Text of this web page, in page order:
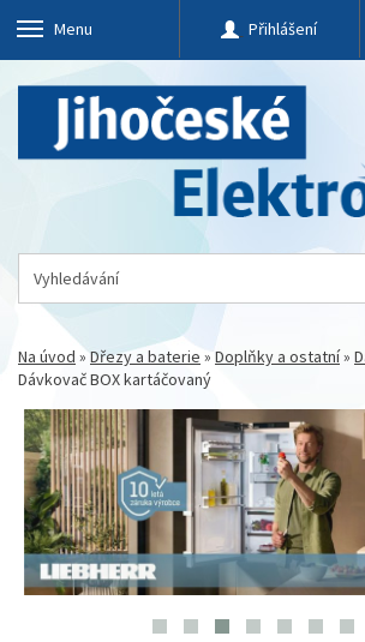
Menu Přihlášení
Na úvod »Dřezy a baterie » Doplňky a ostatní»
Dávkovač BOX kartáčovaný